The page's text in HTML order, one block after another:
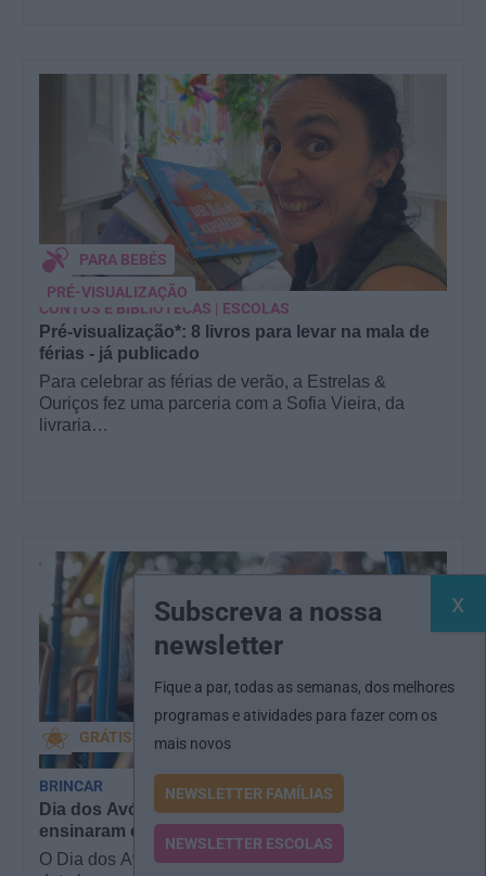
Pré-visualização*: 8 livros para levar na mala de
férias - já publicado
Para celebrar as férias de verão, a Estrelas &
Ouriços fez uma parceria com a Sofia Vieira, da
livraria…
PARA BEBÉS
PRÉ-VISUALIZAÇÃO
CONTOS E BIBLIOTECAS | ESCOLAS
Dia dos Avós: 10 coisas que os nossos avós nos
ensinaram e atividades para os celebrar
O Dia dos Avós está aí! Celebrada a 26 de julho, a
GRÁTIS
BRINCAR
Subscreva a nossa
newsletter
Fique a par, todas as semanas, dos melhores
programas e atividades para fazer com os
mais novos
NEWSLETTER FAMÍLIAS
NEWSLETTER ESCOLAS